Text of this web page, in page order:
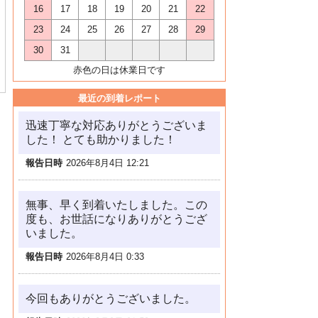
16
17 18 19 20 21
22
23
24 25 26 27 28
29
30
31
赤色の日は休業日です
最近の到着レポート
迅速丁寧な対応ありがとうございま
した！ とても助かりました！
報告日時 2026年8月4日 12:21
無事、早く到着いたしました。この
度も、お世話になりありがとうござ
いました。
報告日時 2026年8月4日 0:33
今回もありがとうございました。